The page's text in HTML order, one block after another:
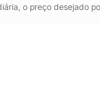
o preço desejado